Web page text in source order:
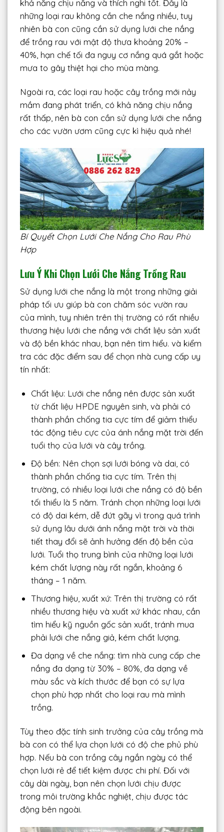
khả năng chịu nắng và thích nghi tốt. Đây là
những loại rau không cần che nắng nhiều, tuy
nhiên bà con cũng cần sử dụng lưới che nắng
để trồng rau với mật độ thưa khoảng 20% –
40%, hạn chế tối đa nguy cơ nắng quá gắt hoặc
mưa to gây thiệt hại cho mùa màng.
Ngoài ra, các loại rau hoặc cây trồng mới nảy
mầm đang phát triển, có khả năng chịu nắng
rất thấp, nên bà con cần sử dụng lưới che nắng
cho các vườn ươm cũng cực kì hiệu quả nhé!
Bí Quyết Chọn Lưới Che Nắng Cho Rau Phù
Hợp
Lưu Ý Khi Chọn Lưới Che Nắng Trồng Rau
Sử dụng lưới che nắng là một trong những giải
pháp tối ưu giúp bà con chăm sóc vườn rau
của mình, tuy nhiên trên thị trường có rất nhiều
thương hiệu lưới che nắng với chất liệu sản xuất
và độ bền khác nhau, bạn nên tìm hiểu. và kiểm
tra các đặc điểm sau để chọn nhà cung cấp uy
tín nhất:
Chất liệu: Lưới che nắng nên được sản xuất
từ ​​chất liệu HPDE nguyên sinh, và phải có
thành phần chống tia cực tím để giảm thiểu
tác động tiêu cực của ánh nắng mặt trời đến
tuổi thọ của lưới và cây trồng.
Độ bền: Nên chọn sợi lưới bóng và dai, có
thành phần chống tia cực tím. Trên thị
trường, có nhiều loại lưới che nắng có độ bền
tối thiểu là 5 năm. Tránh chọn những loại lưới
có độ dai kém, dễ đứt gãy vì trong quá trình
sử dụng lâu dưới ánh nắng mặt trời và thời
tiết thay đổi sẽ ảnh hưởng đến độ bền của
lưới. Tuổi thọ trung bình của những loại lưới
kém chất lượng này rất ngắn, khoảng 6
tháng – 1 năm.
Thương hiệu, xuất xứ: Trên thị trường có rất
nhiều thương hiệu và xuất xứ khác nhau, cần
tìm hiểu kỹ nguồn gốc sản xuất, tránh mua
phải lưới che nắng giả, kém chất lượng.
Đa dạng về che nắng: tìm nhà cung cấp che
nắng đa dạng từ 30% – 80%, đa dạng về
màu sắc và kích thước để bạn có sự lựa
chọn phù hợp nhất cho loại rau mà mình
trồng.
Tùy theo đặc tính sinh trưởng của cây trồng mà
bà con có thể lựa chọn lưới có độ che phủ phù
hợp. Nếu bà con trồng cây ngắn ngày có thể
chọn lưới rẻ để tiết kiệm được chi phí. Đối với
cây dài ngày, bạn nên chọn lưới chịu được
trong môi trường khắc nghiệt, chịu được tác
động bên ngoài.